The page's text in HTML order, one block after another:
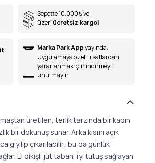
Sepette 10.000₺ve
üzeri ücretsiz kargo!
Marka Park Appyayında.
Uygulamaya özel fırsatlardan
yararlanmak için indirmeyi
unutmayın
üretilen, terlik tarzında bir kadın
bir dokunuş sunar. Arka kısmı açık
giyilip çıkarılabilir; bu da günlük
El dikişli jüt taban, iyi tutuş sağlayan